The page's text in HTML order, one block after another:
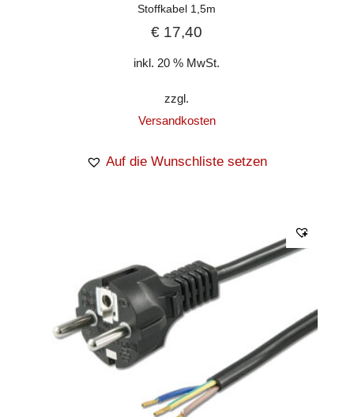
Stoffkabel 1,5m
€ 17,40
inkl. 20 % MwSt.
zzgl.
Versandkosten
Auf die Wunschliste setzen